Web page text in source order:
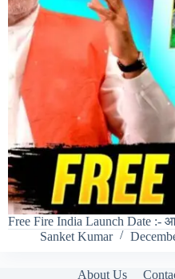
Free Fire India Launch Date
Sanket Kumar
About Us